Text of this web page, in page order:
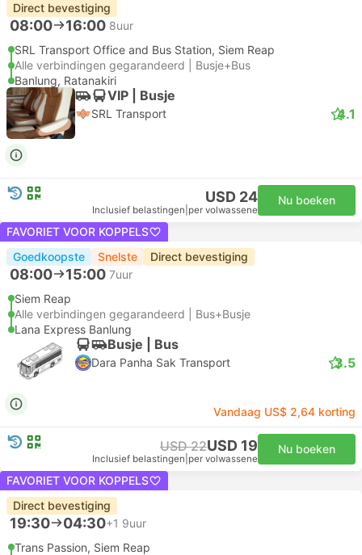
Direct bevestiging
08:00 16:00 8uur
SRL Transport Office and Bus Station, Siem Reap
Alle verbindingen gegarandeerd | Busje+Bus
Banlung, Ratanakiri
VIP | Busje
SRL Transport 4.1
USD 24
Inclusief belastingen per volwassene
Nu boeken
FAVORIET VOOR KOPPELS
Goedkoopste
Snelste Direct bevestiging
08:00 15:00 7uur
Siem Reap
Alle verbindingen gegarandeerd | Bus+Busje
Lana Express Banlung
Busje | Bus
Dara Panha Sak Transport 3.5
Vandaag US$ 2,64 korting
USD 22USD 19
Inclusief belastingen per volwassene
Nu boeken
FAVORIET VOOR KOPPELS
Direct bevestiging
19:30 04:30+1 9uur
Trans Passion, Siem Reap